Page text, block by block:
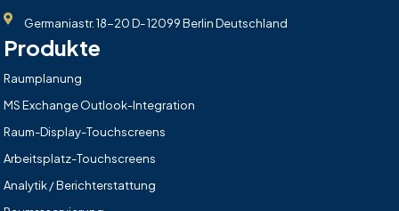
Germaniastr. 18-20 D- 12099 Berlin Deutschland
Produkte
Raumplanung
MS Exchange Outlook-Integration
Raum-Display-Touchscreens
Arbeitsplatz-Touchscreens
Analytik / Berichterstattung